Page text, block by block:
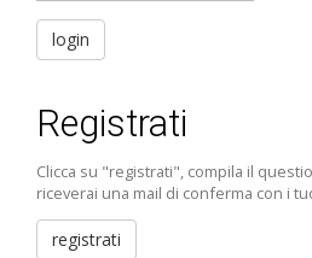
Registrati
Clicca su "registrati", compila il
riceverai una mail di conferma con i
registrati